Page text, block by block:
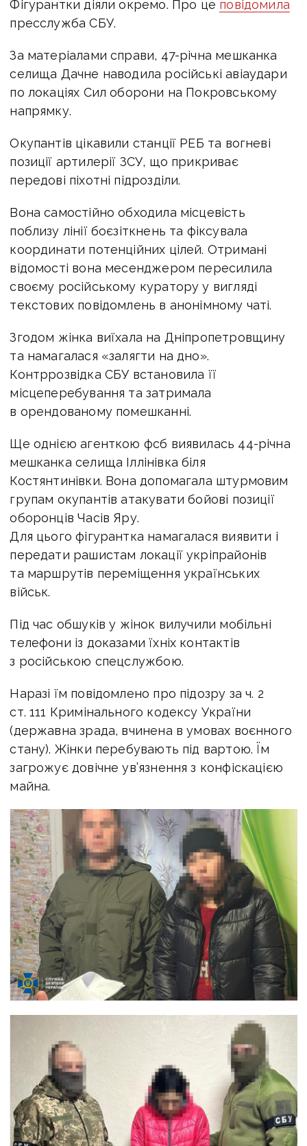
Фігурантки діяли окремо. Про це повідомила
пресслужба СБУ.
За матеріалами справи, 47-річна мешканка
селища Дачне наводила російські авіаудари
по локаціях Сил оборони на Покровському
напрямку.
Окупантів цікавили станції РЕБ та вогневі
позиції артилерії ЗСУ, що прикриває
передові піхотні підрозділи.
Вона самостійно обходила місцевість
поблизу лінії боєзіткнень та фіксувала
координати потенційних цілей. Отримані
відомості вона месенджером пересилила
своєму російському куратору у вигляді
текстових повідомлень в анонімному чаті.
Згодом жінка виїхала на Дніпропетровщину
та намагалася «залягти на дно».
Контррозвідка СБУ встановила її
місцеперебування та затримала
в орендованому помешканні.
Ще однією агенткою фсб виявилась 44-річна
мешканка селища Іллінівка біля
Костянтинівки. Вона допомагала штурмовим
групам окупантів атакувати бойові позиції
оборонців Часів Яру.
Для цього фігурантка намагалася виявити і
передати рашистам локації укріпрайонів
та маршрутів переміщення українських
військ.
Під час обшуків у жінок вилучили мобільні
телефони із доказами їхніх контактів
з російською спецслужбою.
Наразі їм повідомлено про підозру за ч. 2
ст. 111 Кримінального кодексу України
(державна зрада, вчинена в умовах воєнного
стану). Жінки перебувають під вартою. Їм
загрожує довічне ув’язнення з конфіскацією
майна.